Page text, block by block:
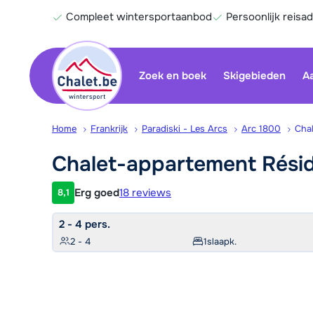
Compleet wintersportaanbod Persoonlijk
Zoek en boek Skigebieden
Home Frankrijk Paradiski - Les Arcs Arc 1800
Chalet-appartement
Klantwaardering
8,1 Erg goed18 reviews
2 - 4 pers.
2 - 4 1slaapk.